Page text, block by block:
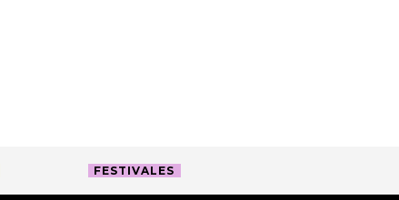
FESTIVALES